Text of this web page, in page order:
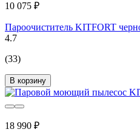
10 075 ₽
Пароочиститель KITFORT
4.7
(33)
В корзину
18 990 ₽